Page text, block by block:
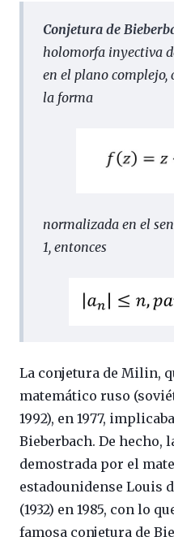
Conjetura de
holomorfa inyectiva
en el plano complejo,
la forma
normalizada en el
1, entonces
La conjetura de Milin,
matemático ruso
1992), en 1977,
Bieberbach. De hecho,
demostrada por el
estadounidense Louis
(1932) en 1985, con lo
famosa conjetura de